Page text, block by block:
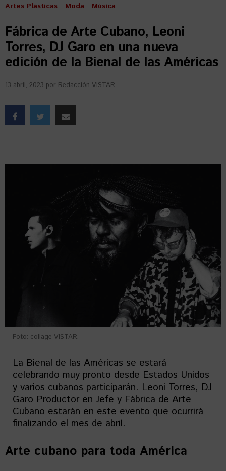
Artes Plásticas Moda Música
Fábrica de Arte Cubano, Leoni
Torres, DJ Garo en una nueva
edición de la Bienal de las Américas
13 abril, 2023 por Redacción VISTAR
Foto: collage VISTAR.
La Bienal de las Américas se estará
celebrando muy pronto desde Estados Unidos
y varios cubanos participarán. Leoni Torres, DJ
Garo Productor en Jefe y Fábrica de Arte
Cubano estarán en este evento que ocurrirá
finalizando el mes de abril.
Arte cubano para toda América